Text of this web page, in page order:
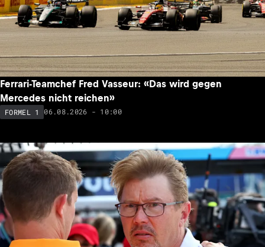
Ferrari-Teamchef Fred Vasseur: «Das wird gegen
Mercedes nicht reichen»
FORMEL 1 06.08.2026 - 10:00